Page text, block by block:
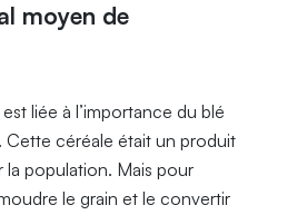
moyen de
liée à l’importance du blé
Cette céréale était un produit
la population. Mais pour
le grain et le convertir